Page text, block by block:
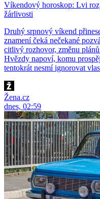
Víkendový horoskop: Lvi
žárlivosti
Druhý srpnový víkend
znamení čeká nečekané
citlivý rozhovor, změnu
Hvězdy napoví, komu
tentokrát nesmí ignorovat
Žena.cz
dnes, 02:59